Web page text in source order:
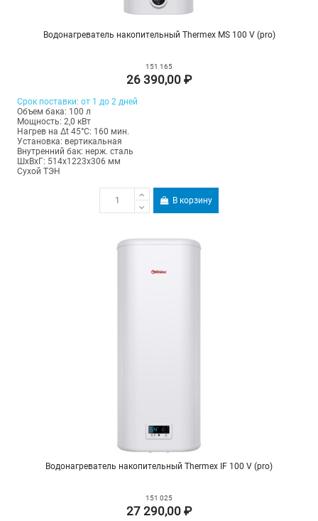
Водонагреватель накопительный Thermex MS 100 V (pro)
151 165
26 390,00 ₽
Срок поставки: от 1 до 2 дней
Объем бака: 100 л
Мощность: 2,0 кВт
Нагрев на Δt 45°С: 160 мин.
Установка: вертикальная
Внутренний бак: нерж. сталь
ШхВхГ: 514х1223х306 мм
Сухой ТЭН
В корзину
Водонагреватель накопительный Thermex IF 100 V (pro)
151 025
27 290,00 ₽